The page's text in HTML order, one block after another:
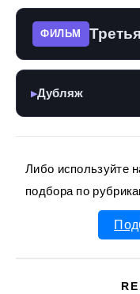
ФИЛЬМ
▶Дубляж
Либо используйте
подбора по